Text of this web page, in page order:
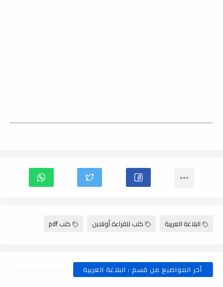
البلاغة العربية كتب للقراءة أونلاين كتب pdf
أخر المواضيع من قسم : البلاغة العربية